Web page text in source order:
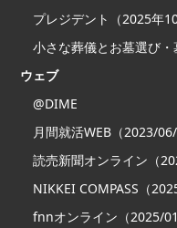
プレジデント（2025年
小さな葬儀とお墓選び
ウェブ
@DIME
月間就活WEB（2023/06/
読売新聞オンライン（
NIKKEI COMPASS（
fnnオンライン（2025/